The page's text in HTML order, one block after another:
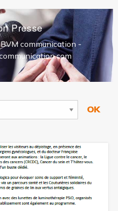
Presse
communication -